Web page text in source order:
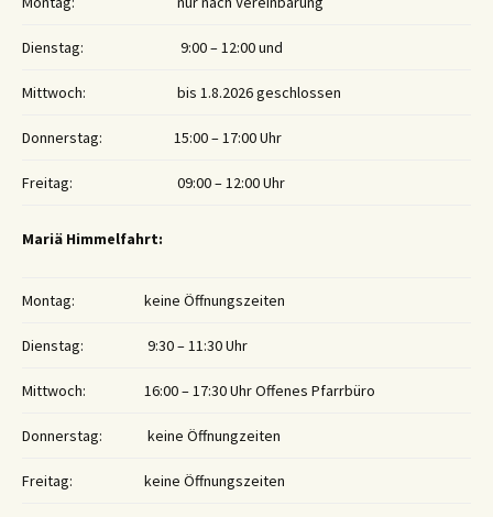
Dienstag: 9:00 – 12:00 und
Mittwoch: bis 1.8.2026 geschlossen
Donnerstag: 15:00 – 17:00 Uhr
Freitag: 09:00 – 12:00 Uhr
Mariä Himmelfahrt:
Montag: keine Öffnungszeiten
Dienstag: 9:30 – 11:30 Uhr
Mittwoch: 16:00 – 17:30 Uhr Offenes Pfarrbüro
Donnerstag: keine Öffnungzeiten
Freitag: keine Öffnungszeiten